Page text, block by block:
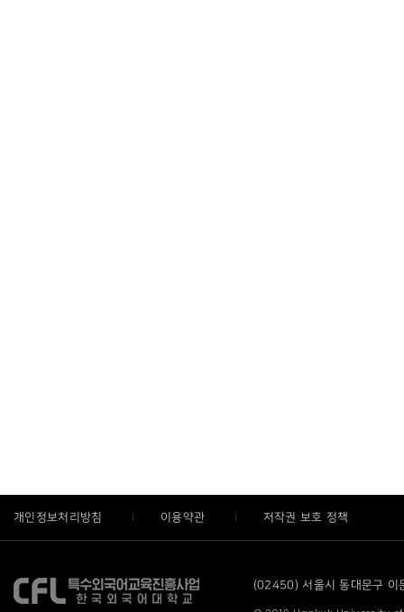
개인정보처리방침 이용약관 저작권 보호 정책
(02450) 서울시 동대문구